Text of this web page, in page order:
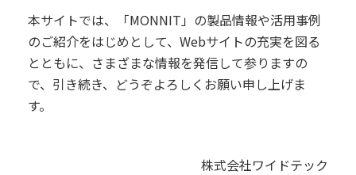
本サイトでは、「MONNIT」の製品情報や活用事例
のご紹介をはじめとして、Webサイトの充実を図る
とともに、さまざまな情報を発信して参りますの
で、引き続き、どうぞよろしくお願い申し上げま
す。
株式会社ワイドテック